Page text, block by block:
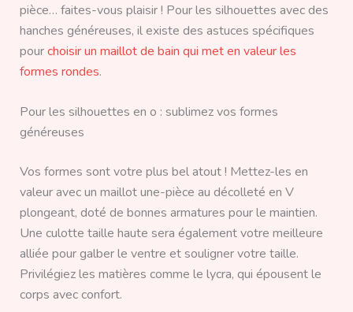
pièce… faites-vous plaisir ! Pour les silhouettes avec des
hanches généreuses, il existe des astuces spécifiques
pourchoisir un maillot de bain qui met en valeur les
formes rondes.
Pour les silhouettes en o : sublimez vos formes
généreuses
Vos formes sont votre plus bel atout ! Mettez-les en
valeur avec un maillot une-pièce au décolleté en V
plongeant, doté de bonnes armatures pour le maintien.
Une culotte taille haute sera également votre meilleure
alliée pour galber le ventre et souligner votre taille.
Privilégiez les matières comme le lycra, qui épousent le
corps avec confort.